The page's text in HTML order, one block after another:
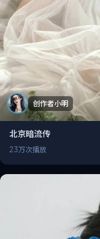
创作者小明
北京暗流传
23万次播放